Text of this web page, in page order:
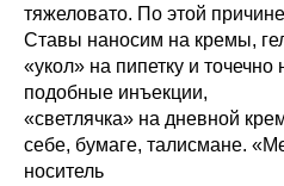
тяжеловато. По этой
Ставы наносим на кремы,
«укол» на пипетку и
подобные инъекции,
«светлячка» на дневной
себе, бумаге, талисмане.
носитель